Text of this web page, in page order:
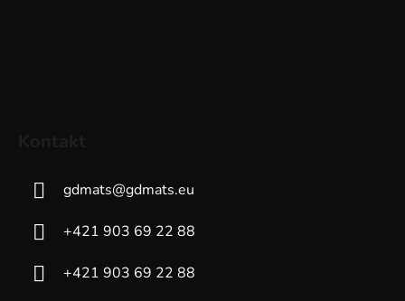
gdmats@gdmats.eu
+421 903 69 22 88
+421 903 69 22 88